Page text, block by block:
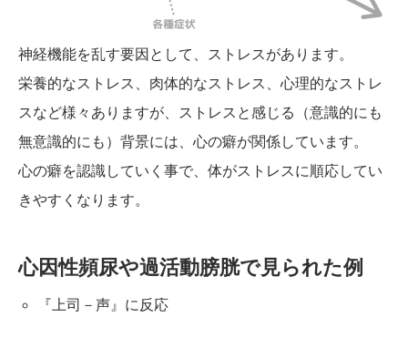
神経機能を乱す要因として、ストレスがあります。
栄養的なストレス、肉体的なストレス、心理的なストレ
スなど様々ありますが、ストレスと感じる（意識的にも
無意識的にも）背景には、心の癖が関係しています。
心の癖を認識していく事で、体がストレスに順応してい
きやすくなります。
心因性頻尿や過活動膀胱で見られた例
『上司－声』に反応